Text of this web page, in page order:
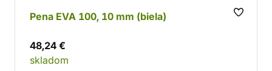
Pena EVA 100, 10 mm (biela)
48,24 €
skladom